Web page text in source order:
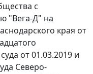
с
"Вега-Д" на
края от
от 01.03.2019 и
Северо-